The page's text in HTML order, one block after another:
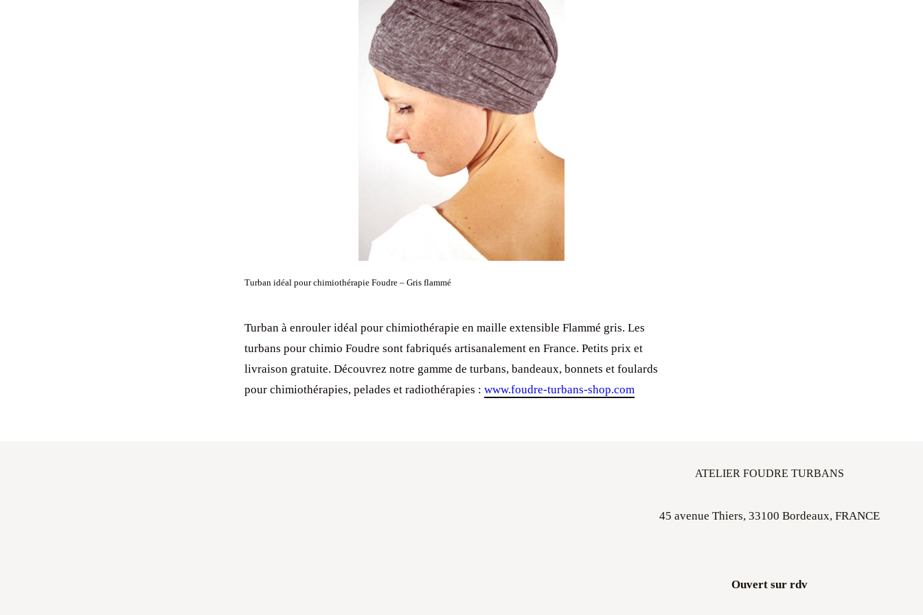
Turban idéal pour chimiothérapie Foudre – Gris flammé
Turban à enrouler idéal pour chimiothérapie en maille extensible Flammé gris. Les
turbans pour chimio Foudre sont fabriqués artisanalement en France. Petits prix et
livraison gratuite. Découvrez notre gamme de turbans, bandeaux, bonnets et foulards
pour chimiothérapies, pelades et radiothérapies : www.foudre-turbans-shop.com
ATELIER FOUDRE TURBANS
45 avenue Thiers, 33100 Bordeaux, FRANCE
Ouvert sur rdv